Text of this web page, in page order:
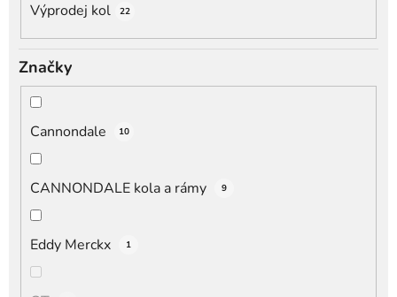
Výprodej kol 22
Značky
Cannondale 10
CANNONDALE kola a rámy 9
Eddy Merckx 1